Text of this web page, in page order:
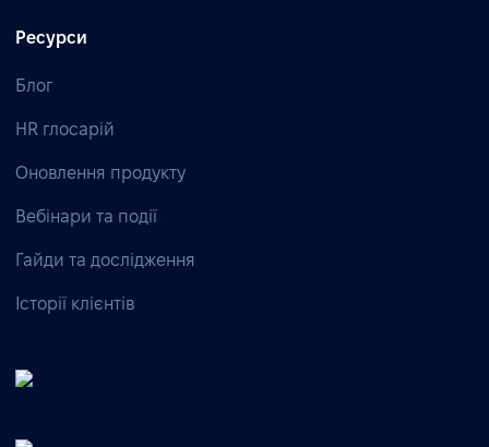
Ресурси
Блог
HR глосарій
Оновлення продукту
Вебінари та події
Гайди та дослідження
Історії клієнтів